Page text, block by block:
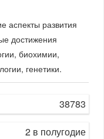
аспекты развития
достижения
биохимии,
генетики.
38783
2 в полугодие